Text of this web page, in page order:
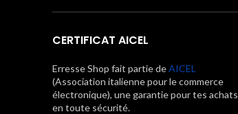
CERTIFICAT AICEL
Erresse Shop fait partie deAICEL
(Association italienne pour le commerce
électronique), une garantie pour tes achats
en toute sécurité.